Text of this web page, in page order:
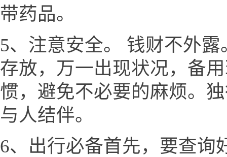
带药品。
5、注意安全。 钱财不外
存放，万一出现状况，备
惯，避免不必要的麻烦。
与人结伴。
6、出行必备首先，要查询